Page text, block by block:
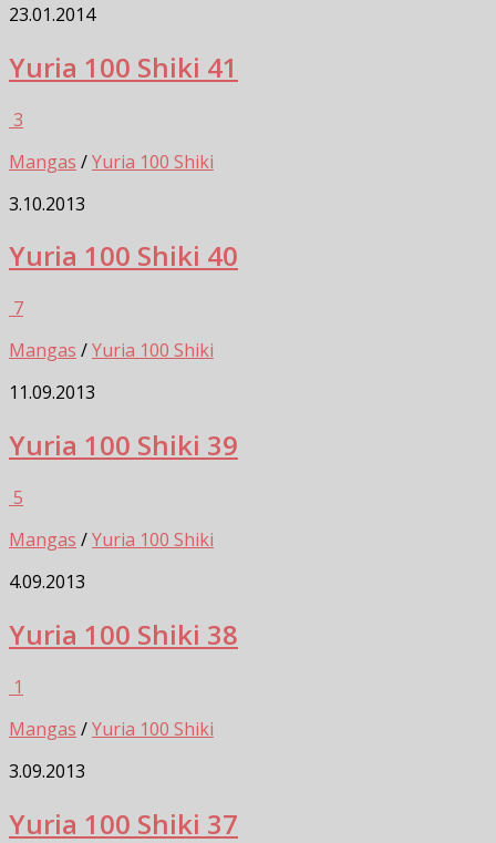
23.01.2014
Yuria 100 Shiki 41
3
Mangas /Yuria 100 Shiki
3.10.2013
Yuria 100 Shiki 40
7
Mangas /Yuria 100 Shiki
11.09.2013
Yuria 100 Shiki 39
5
Mangas /Yuria 100 Shiki
4.09.2013
Yuria 100 Shiki 38
1
Mangas /Yuria 100 Shiki
3.09.2013
Yuria 100 Shiki 37